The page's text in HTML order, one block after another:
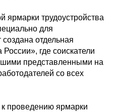
ярмарки трудоустройства
для
отдельная
где соискатели
представленными на
со всех
проведению ярмарки